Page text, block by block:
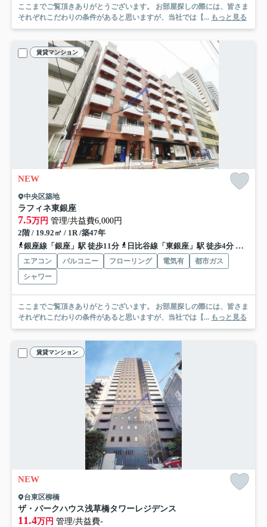
ここまでご覧頂きありがとうございます。 お部屋探しの際には、皆さま
それぞれこだわりの条件があると思いますが、当社では【... もっと見る
賃貸マンション
NEW
中央区築地
ラフィネ東銀座
7.5万円 管理/共益費6,000円
2階 / 19.92㎡ / 1R /築47年
銀座線「銀座」駅 徒歩11分
日比谷線「東銀座」駅 徒歩4分 都営大
エアコン バルコニー フローリング 電気有
都市ガス
シャワー
ここまでご覧頂きありがとうございます。 お部屋探しの際には、皆さま
それぞれこだわりの条件があると思いますが、当社では【... もっと見る
賃貸マンション
NEW
台東区柳橋
ザ・パークハウス浅草橋タワーレジデンス
11.4万円 管理/共益費-